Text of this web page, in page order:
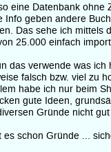
eine Datenbank ohne
Info geben andere
Das sehe ich mittels
25.000 einfach
das verwende was
falsch bzw. viel zu
habe ich nur beim
gute Ideen,
Gründe nicht
es schon Gründe ...